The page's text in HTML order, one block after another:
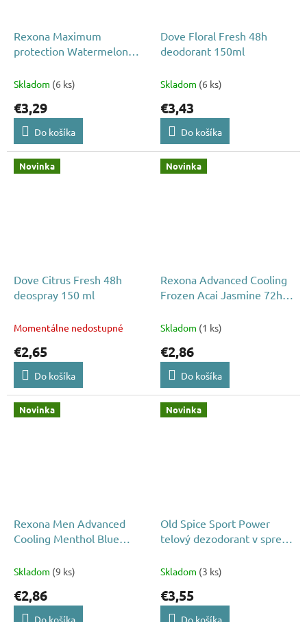
Rexona Maximum
protection Watermelon
150ml
Skladom (6 ks)
€3,29
Do košíka
Dove Floral Fresh 48h
deodorant 150ml
Skladom (6 ks)
€3,43
Do košíka
Novinka
Dove Citrus Fresh 48h
deospray 150 ml
Momentálne nedostupné
€2,65
Do košíka
Novinka
Rexona Advanced Cooling
Frozen Acai Jasmine 72h
Skladom (1 ks)
€2,86
Do košíka
Novinka
Rexona Men Advanced
Cooling Menthol Blue
Skladom (9 ks)
€2,86
Do košíka
Novinka
Old Spice Sport Power
telový dezodorant v spreji
Skladom (3 ks)
€3,55
Do košíka